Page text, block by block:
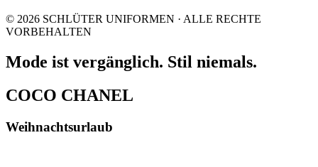
© 2026 SCHLÜTER UNIFORMEN · ALLE RECHTE
VORBEHALTEN
Mode ist vergänglich. Stil niemals.
COCO CHANEL
Weihnachtsurlaub